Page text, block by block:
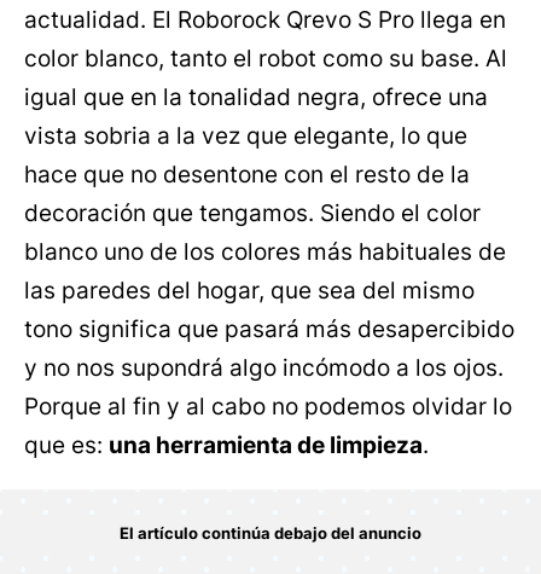
actualidad. El Roborock Qrevo S Pro llega en
color blanco, tanto el robot como su base. Al
igual que en la tonalidad negra, ofrece una
vista sobria a la vez que elegante, lo que
hace que no desentone con el resto de la
decoración que tengamos. Siendo el color
blanco uno de los colores más habituales de
las paredes del hogar, que sea del mismo
tono significa que pasará más desapercibido
y no nos supondrá algo incómodo a los ojos.
Porque al fin y al cabo no podemos olvidar lo
que es: una herramienta de limpieza.